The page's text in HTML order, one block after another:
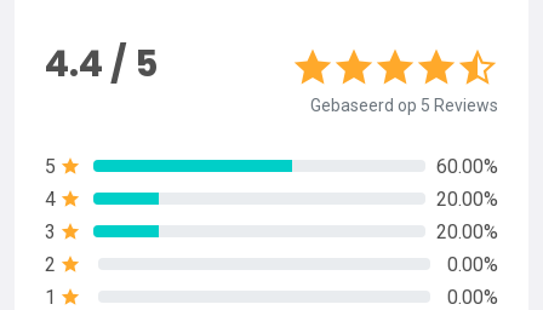
4.4 / 5
Gebaseerd op 5 Reviews
5
60.00%
4
20.00%
3
20.00%
2
0.00%
1
0.00%